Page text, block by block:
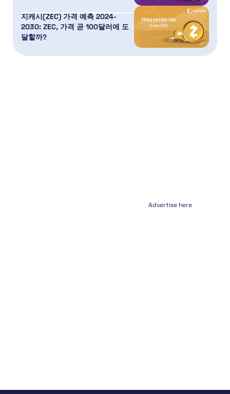
지캐시(ZEC) 가격 예측 2024-
2030: ZEC, 가격 곧 100달러에 도
달할까?
Advertise here